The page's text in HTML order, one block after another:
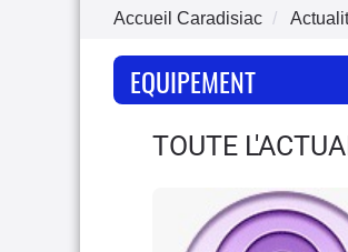
Accueil Caradisiac
EQUIPEMENT
TOUTE